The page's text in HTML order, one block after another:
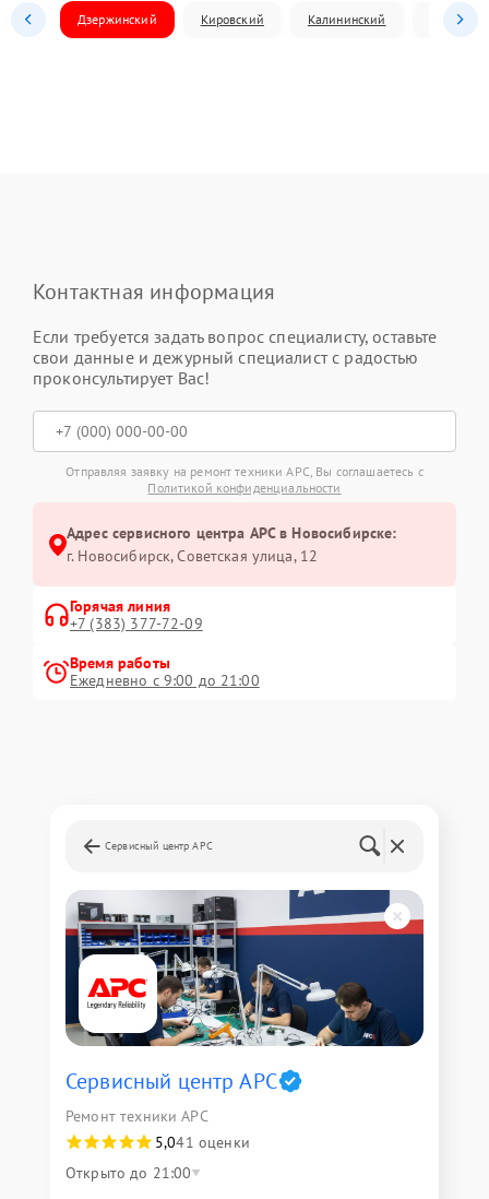
Дзержинский Кировский Калининский
Контактная информация
Если требуется задать вопрос специалисту, оставьте
свои данные и дежурный специалист с радостью
проконсультирует Вас!
Отправляя заявку на ремонт техники APC, Вы соглашаетесь с
Политикой конфиденциальности
Адрес сервисного центра APC в Новосибирске:
г. Новосибирск, Советская улица, 12
Горячая линия
+7 (383) 377-72-09
Время работы
Ежедневно с 9:00 до 21:00
Сервисный центр APC
Сервисный центр APC
Ремонт техники APC
5,041 оценки
Открыто до 21:00